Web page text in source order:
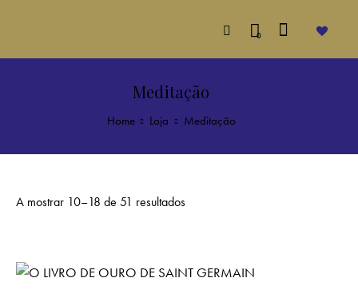
0
Meditação
Home Loja Meditação
A mostrar 10–18 de 51 resultados